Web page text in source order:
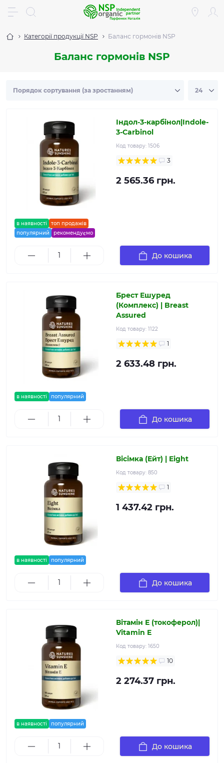
Категорії продукції NSP Баланс гормонів NSP
Баланс гормонів NSP
в наявності
топ продажів
популярний
рекомендуємо
Індол-3-карбінол|Indole-
3-Carbinol
Код товару: 1506
3
2 565.36 грн.
До кошика
в наявності популярний
Брест Ешуред
(Комплекс) | Breast
Assured
Код товару: 1122
1
2 633.48 грн.
До кошика
в наявності популярний
Вісімка (Ейт) | Eight
Код товару: 850
1
1 437.42 грн.
До кошика
в наявності популярний
Вітамін Е (токоферол)|
Vitamin E
Код товару: 1650
10
2 274.37 грн.
До кошика